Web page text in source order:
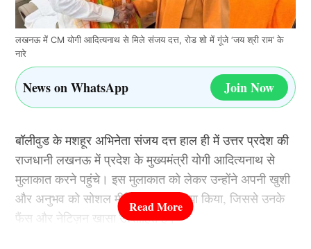
लखनऊ में CM योगी आदित्यनाथ से मिले संजय दत्त, रोड शो में गूंजे ‘जय श्री राम’ के
नारे
News on WhatsApp Join Now
बॉलीवुड के मशहूर अभिनेता संजय दत्त हाल ही में उत्तर प्रदेश की
राजधानी लखनऊ में प्रदेश के मुख्यमंत्री योगी आदित्यनाथ से
मुलाकात करने पहुंचे। इस मुलाकात को लेकर उन्होंने अपनी खुशी
और अनुभव को सोशल मीडिया पर भी साझा किया, जिससे उनके
फैंस और नेटिज़न खासा उत्साहित हैं।